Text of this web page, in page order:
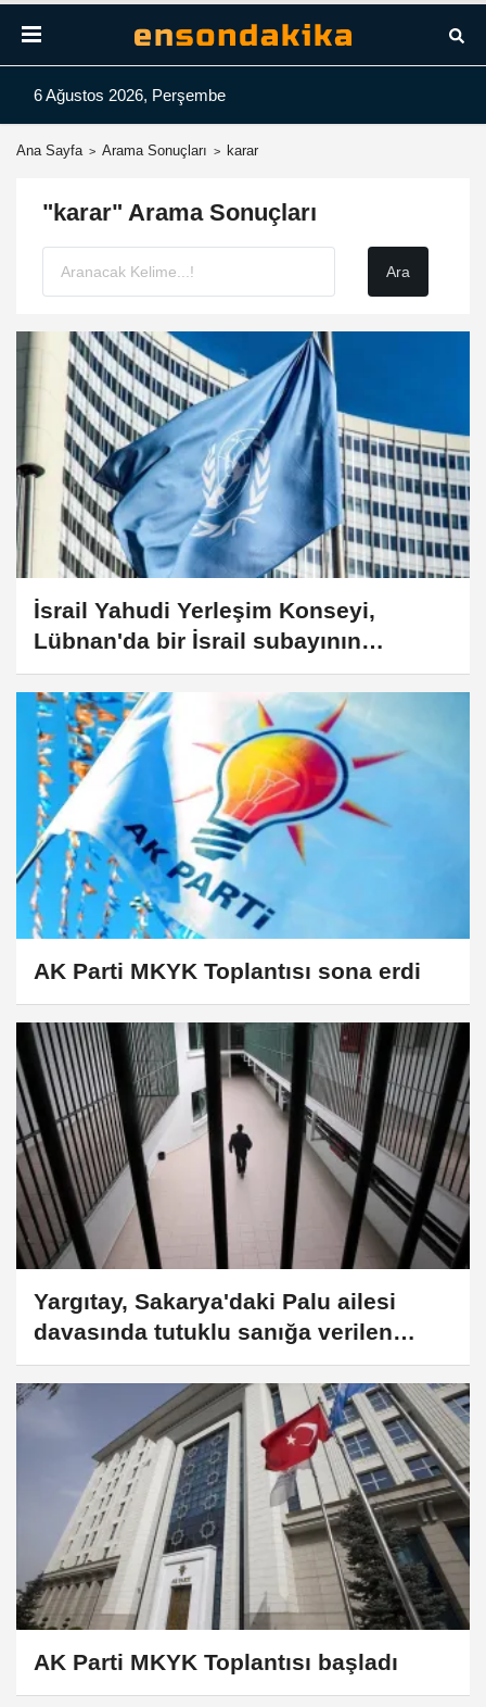
6 Ağustos 2026, Perşembe
Ana Sayfa Arama Sonuçları karar
"karar" Arama Sonuçları
İsrail Yahudi Yerleşim Konseyi,
Lübnan'da bir İsrail subayının
öldüğünü duyurdu
AK Parti MKYK Toplantısı sona erdi
Yargıtay, Sakarya'daki Palu ailesi
davasında tutuklu sanığa verilen
müebbet hapis cezasını onadı
AK Parti MKYK Toplantısı başladı